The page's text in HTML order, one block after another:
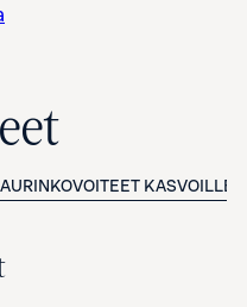
AURINKOVOITEET KASVOILLE